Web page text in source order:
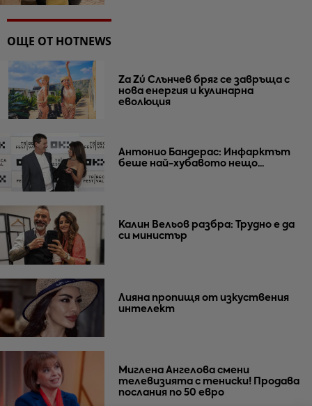
ОЩЕ ОТ HOTNEWS
Za Zú Слънчев бряг се завръща с
нова енергия и кулинарна
еволюция
Антонио Бандерас: Инфарктът
беше най-хубавото нещо...
Калин Вельов разбра: Трудно е да
си министър
Лияна пропищя от изкуствения
интелект
Миглена Ангелова смени
телевизията с тениски! Продава
послания по 50 евро